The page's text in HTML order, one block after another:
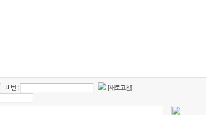
비번 : [새로고침]